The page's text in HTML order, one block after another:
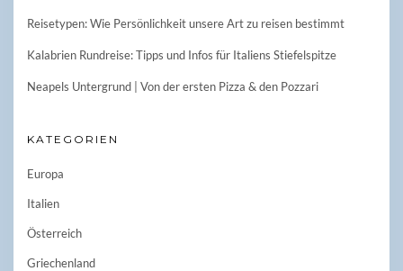
Reisetypen: Wie Persönlichkeit unsere Art zu reisen bestimmt
Kalabrien Rundreise: Tipps und Infos für Italiens Stiefelspitze
Neapels Untergrund | Von der ersten Pizza & den Pozzari
KATEGORIEN
Europa
Italien
Österreich
Griechenland